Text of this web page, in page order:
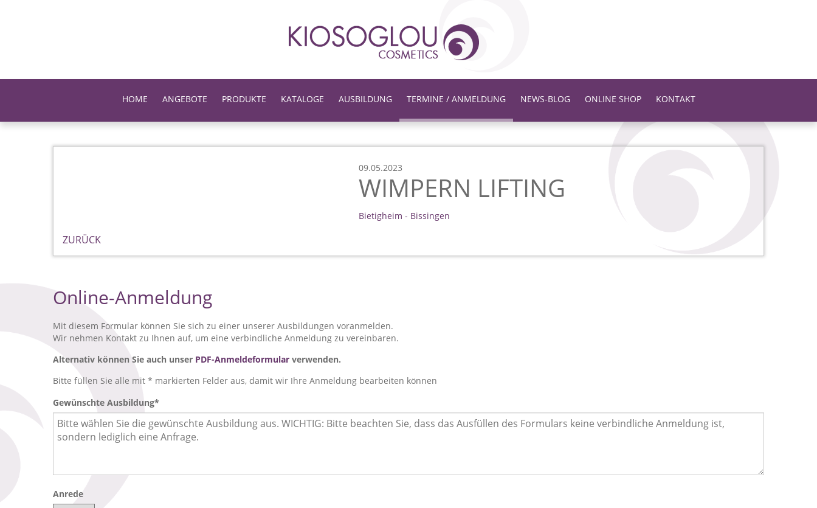
HOME ANGEBOTE PRODUKTE KATALOGE AUSBILDUNG TERMINE / ANMELDUNG NEWS-BLOG ONLINE SHOP KONTAKT
09.05.2023
WIMPERN LIFTING
Bietigheim - Bissingen
ZURÜCK
Online-Anmeldung
Mit diesem Formular können Sie sich zu einer unserer Ausbildungen voranmelden.
Wir nehmen Kontakt zu Ihnen auf, um eine verbindliche Anmeldung zu vereinbaren.
Alternativ können Sie auch unser PDF-Anmeldeformular verwenden.
Bitte füllen Sie alle mit * markierten Felder aus, damit wir Ihre Anmeldung bearbeiten können
Gewünschte Ausbildung*
Anrede